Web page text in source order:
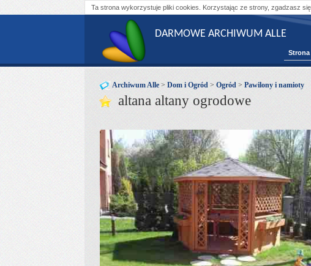
Ta strona wykorzystuje pliki cookies. Korzystając ze strony, zgadzasz
DARMOWE ARCHIWUM ALLE
Strona
Archiwum Alle > Dom i Ogród > Ogród > Pawilony i namioty
altana altany ogrodowe